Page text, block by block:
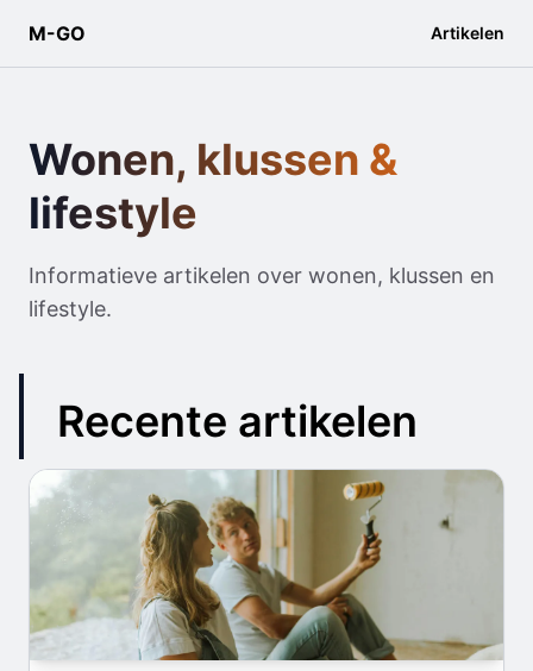
M-GO Artikelen
Wonen, klussen &
lifestyle
Informatieve artikelen over wonen, klussen en
lifestyle.
Recente artikelen